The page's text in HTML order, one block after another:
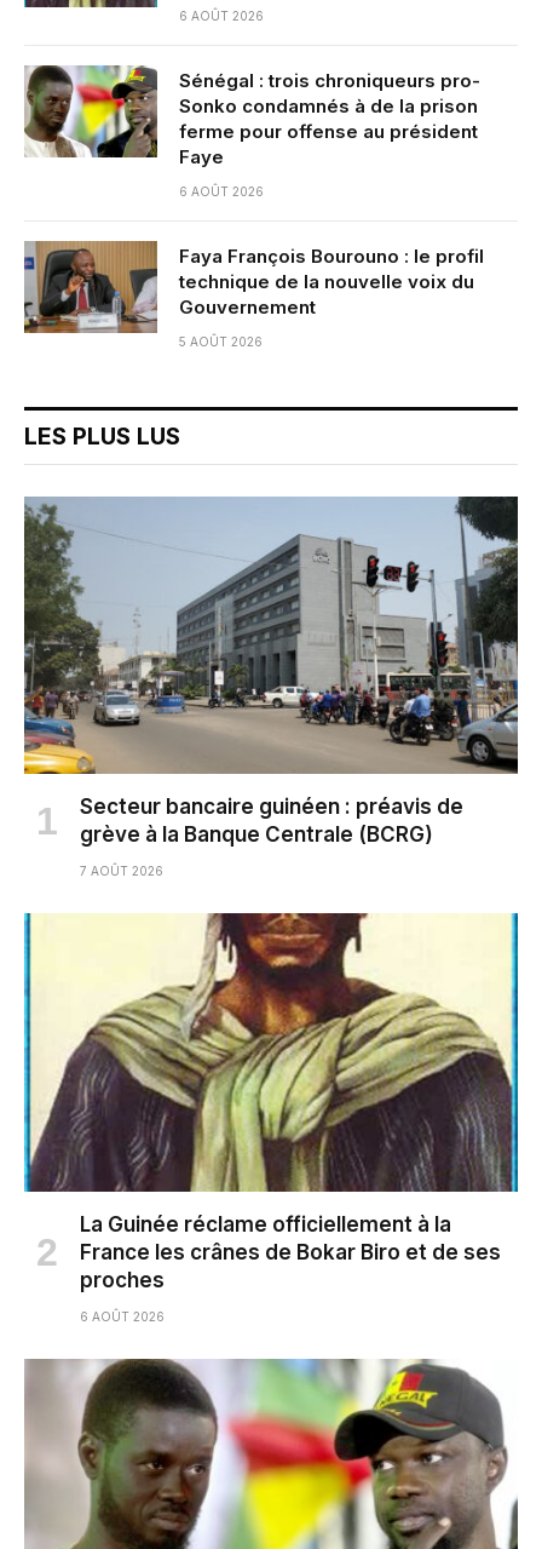
6 AOÛT 2026
Sénégal : trois chroniqueurs pro-
Sonko condamnés à de la prison
ferme pour offense au président
Faye
6 AOÛT 2026
Faya François Bourouno : le profil
technique de la nouvelle voix du
Gouvernement
5 AOÛT 2026
LES PLUS LUS
Secteur bancaire guinéen : préavis de
grève à la Banque Centrale (BCRG)
7 AOÛT 2026
La Guinée réclame officiellement à la
France les crânes de Bokar Biro et de ses
proches
6 AOÛT 2026